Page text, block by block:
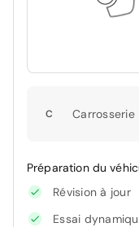
C Carrosserie
Préparation du
Révision à jour
Essai